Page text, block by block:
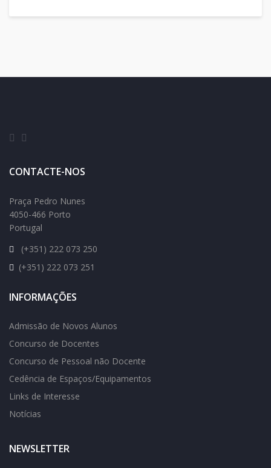
CONTACTE-NOS
Praça Pedro Nunes
4050-466 Porto
Portugal
(+351) 222 073 250
(+351) 222 073 251
INFORMAÇÕES
Admissão de Novos Alunos
Concurso de Docentes
Concurso de Pessoal não Docente
Cedência de Espaços/Equipamentos
Links de Interesse
Notícias
NEWSLETTER